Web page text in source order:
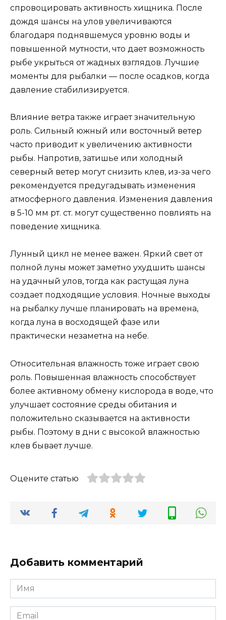
спровоцировать активность хищника. После
дождя шансы на улов увеличиваются
благодаря поднявшемуся уровню воды и
повышенной мутности, что дает возможность
рыбе укрыться от жадных взглядов. Лучшие
моменты для рыбалки — после осадков, когда
давление стабилизируется.
Влияние ветра также играет значительную
роль. Сильный южный или восточный ветер
часто приводит к увеличению активности
рыбы. Напротив, затишье или холодный
северный ветер могут снизить клев, из-за чего
рекомендуется предугадывать изменения
атмосферного давления. Изменения давления
в 5-10 мм рт. ст. могут существенно повлиять на
поведение хищника.
Лунный цикл не менее важен. Яркий свет от
полной луны может заметно ухудшить шансы
на удачный улов, тогда как растущая луна
создает подходящие условия. Ночные выходы
на рыбалку лучше планировать на времена,
когда луна в восходящей фазе или
практически незаметна на небе.
Относительная влажность тоже играет свою
роль. Повышенная влажность способствует
более активному обмену кислорода в воде, что
улучшает состояние среды обитания и
положительно сказывается на активности
рыбы. Поэтому в дни с высокой влажностью
клев бывает лучше.
Оцените статью
Добавить комментарий
Имя
*
Email